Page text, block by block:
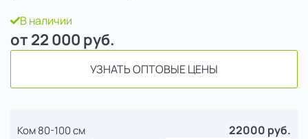
В наличии
от 22 000 руб.
УЗНАТЬ ОПТОВЫЕ ЦЕНЫ
Ком 80-100 см 22000 руб.